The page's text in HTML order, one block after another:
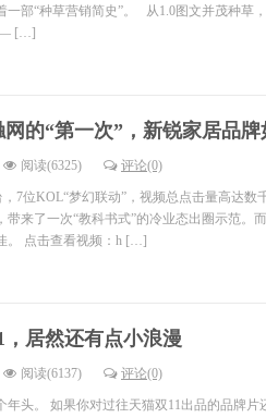
一部“种草营销简史”。 从1.0图文并茂种草
— […]
的“第一次”，新锐家居品牌
阅读(6325) 评论(0)
，7位KOL“梦幻联动”，视频总点击量高达
来了一次“教科书式”的冷业态出圈示范。
。 点击查看视频：h […]
，居然还有点小浪漫
阅读(6137) 评论(0)
年头。 如果你对过往天猫双11出品的品牌